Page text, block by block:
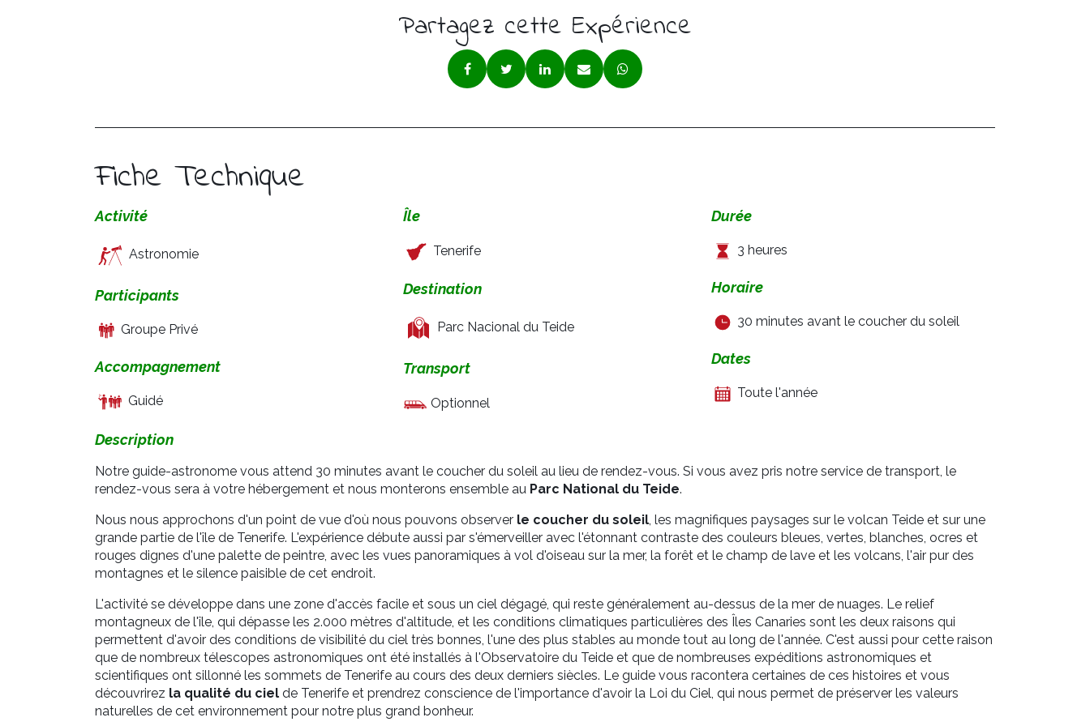
Partagez cette Expérience
Fiche Technique
Activité
Astronomie
Participants
Groupe Privé
Accompagnement
Guidé
Île
Tenerife
Destination
Parc Nacional du Teide
Transport
Optionnel
Durée
3 heures
Horaire
30 minutes avant le coucher du soleil
Dates
Toute l'année
Description
Notre guide-astronome vous attend 30 minutes avant le coucher du soleil au lieu de rendez-vous. Si vous avez pris notre service de transport, le
rendez-vous sera à votre hébergement et nous monterons ensemble au Parc National du Teide.
Nous nous approchons d'un point de vue d'où nous pouvons observer le coucher du soleil , les magnifiques paysages sur le volcan Teide et sur une
grande partie de l'île de Tenerife. L'expérience débute aussi par s'émerveiller avec l'étonnant contraste des couleurs bleues, vertes, blanches, ocres et
rouges dignes d'une palette de peintre, avec les vues panoramiques à vol d'oiseau sur la mer, la forêt et le champ de lave et les volcans, l'air pur des
montagnes et le silence paisible de cet endroit.
L'activité se développe dans une zone d'accès facile et sous un ciel dégagé, qui reste généralement au-dessus de la mer de nuages. Le relief
montagneux de l'île, qui dépasse les 2.000 mètres d'altitude, et les conditions climatiques particulières des Îles Canaries sont les deux raisons qui
permettent d'avoir des conditions de visibilité du ciel très bonnes, l'une des plus stables au monde tout au long de l'année. C'est aussi pour cette raison
que de nombreux télescopes astronomiques ont été installés à l'Observatoire du Teide et que de nombreuses expéditions astronomiques et
scientifiques ont sillonné les sommets de Tenerife au cours des deux derniers siècles. Le guide vous racontera certaines de ces histoires et vous
découvrirez la qualité du ciel de Tenerife et prendrez conscience de l'importance d'avoir la Loi du Ciel, qui nous permet de préserver les valeurs
naturelles de cet environnement pour notre plus grand bonheur.